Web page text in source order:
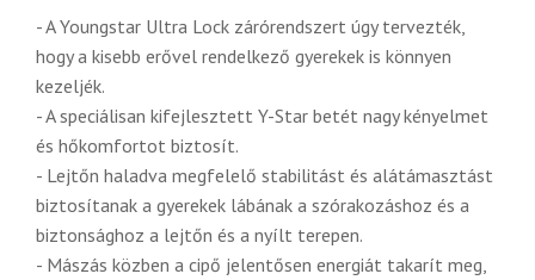
- A Youngstar Ultra Lock zárórendszert úgy tervezték,
hogy a kisebb erővel rendelkező gyerekek is könnyen
kezeljék.
- A speciálisan kifejlesztett Y-Star betét nagy kényelmet
és hőkomfortot biztosít.
- Lejtőn haladva megfelelő stabilitást és alátámasztást
biztosítanak a gyerekek lábának a szórakozáshoz és a
biztonsághoz a lejtőn és a nyílt terepen.
- Mászás közben a cipő jelentősen energiát takarít meg,